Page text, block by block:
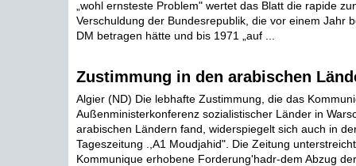
„wohl ernsteste Problem" wertet das Blatt die rapide
Verschuldung der Bundesrepublik, die vor einem Jahr
DM betragen hätte und bis 1971 „auf ...
Zustimmung in den arabischen
Algier (ND) Die lebhafte Zustimmung, die das
Außenministerkonferenz sozialistischer Länder in
arabischen Ländern fand, widerspiegelt sich auch in
Tageszeitung .,A1 Moudjahid". Die Zeitung
Kommunique erhobene Forderung'hadr-dem Abzug